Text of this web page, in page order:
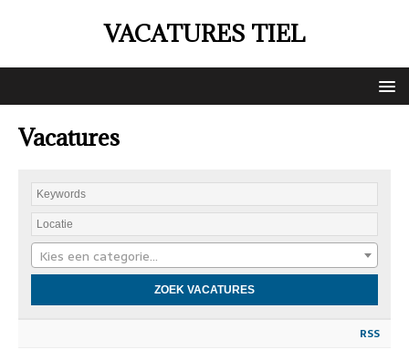
VACATURES TIEL
Vacatures
Kies een categorie…
RSS